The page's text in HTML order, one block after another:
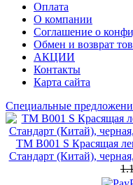
Оплата
О компании
Соглашение о
Обмен и возврат
АКЦИИ
Контакты
Карта сайта
Специальные
TM B001 S Красящая
Стандарт (Китай),